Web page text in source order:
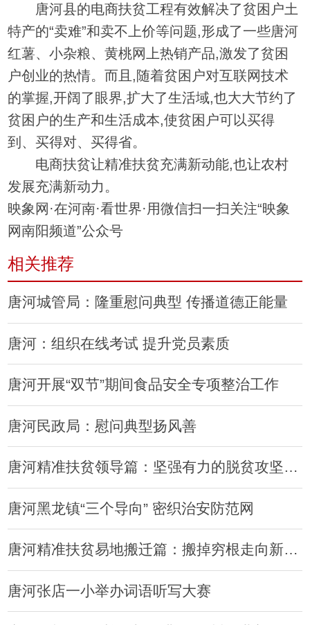
唐河县的电商扶贫工程有效解决了贫困户土
特产的“卖难”和卖不上价等问题,形成了一些唐河
红薯、小杂粮、黄桃网上热销产品,激发了贫困
户创业的热情。而且,随着贫困户对互联网技术
的掌握,开阔了眼界,扩大了生活域,也大大节约了
贫困户的生产和生活成本,使贫困户可以买得
到、买得对、买得省。
电商扶贫让精准扶贫充满新动能,也让农村
发展充满新动力。
映象网·在河南·看世界·用微信扫一扫关注“映象
网南阳频道”公众号
相关推荐
唐河城管局：隆重慰问典型 传播道德正能量
唐河：组织在线考试 提升党员素质
唐河开展“双节”期间食品安全专项整治工作
唐河民政局：慰问典型扬风善
唐河精准扶贫领导篇：坚强有力的脱贫攻坚司令部
唐河黑龙镇“三个导向” 密织治安防范网
唐河精准扶贫易地搬迁篇：搬掉穷根走向新生活
唐河张店一小举办词语听写大赛